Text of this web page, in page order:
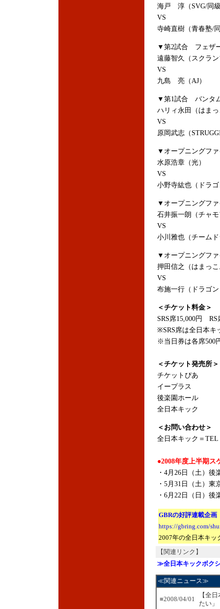
海戸 淳（SVG/同
VS
寺崎直樹（青春塾/
▼第2試合 フェザ
遠藤智久（スクラ
VS
九島 亮（AJ）
▼第1試合 バンタ
ハリィ永田（はま
VS
原岡武志（
▼オープニングフ
水原浩章（光）
VS
小野寺紘也（ドラ
▼オープニングフ
石井振一朗（チャ
VS
小川雅也（チーム
▼オープニングフ
押田信之（はまっ
VS
布施一行（ドラゴ
＜チケット料金＞
SRS席15,000円
※SRS席は全日本キ
※当日券は各席500
＜チケット発売所＞
チケットぴあ
イープラス
後楽園ホール
全日本キック
＜お問い合わせ＞
全日本キック＝TEL
●2008年度上半期ス
・4月26日（土）後
・5月31日（土）東
・6月22日（日）後
GBRの好評連載企画
https://gbring.com/
2007年の全日本キッ
【関連リンク】
≫全日本キックボク
≪関連ニュース≫
■2008/04/01
【全
たい」